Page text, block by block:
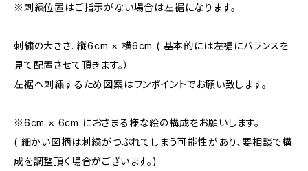
※刺繍位置はご指示がない場合は左裾になります。
刺繍の大きさ. 縦6cm × 横6cm ( 基本的には左裾にバランスを
見て配置させて頂きます。）
左裾へ刺繍するため図案はワンポイントでお願い致します。
※6cm × 6cm におさまる様な絵の構成をお願いします。
( 細かい図柄は刺繍がつぶれてしまう可能性があり、要相談で構
成を調整頂く場合がございます。)